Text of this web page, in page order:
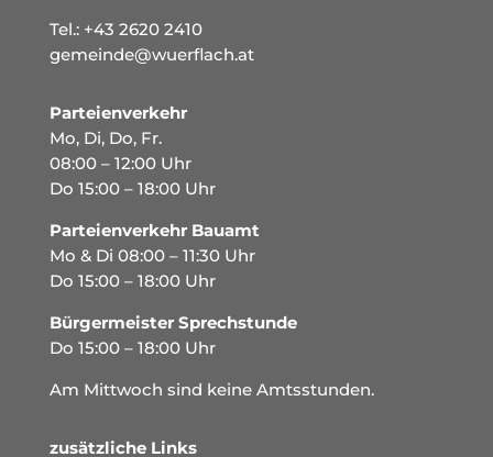
Tel.: +43 2620 2410
gemeinde@wuerflach.at
Parteienverkehr
Mo, Di, Do, Fr.
08:00 – 12:00 Uhr
Do 15:00 – 18:00 Uhr
Parteienverkehr Bauamt
Mo & Di 08:00 – 11:30 Uhr
Do 15:00 – 18:00 Uhr
Bürgermeister Sprechstunde
Do 15:00 – 18:00 Uhr
Am Mittwoch sind keine Amtsstunden.
zusätzliche Links